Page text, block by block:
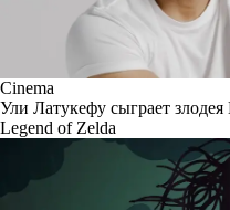
Cinema
Ули Латукефу сыграет
Legend of Zelda